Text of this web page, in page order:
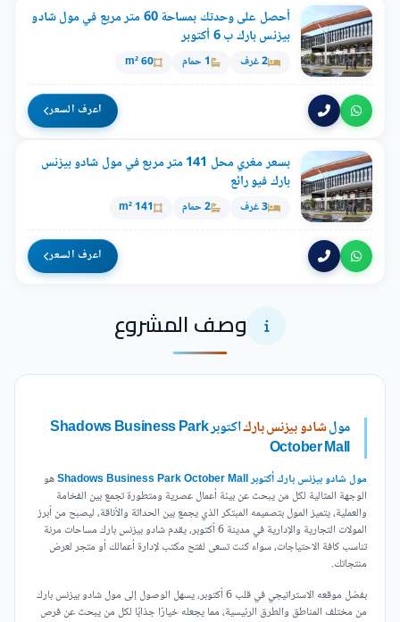
أحصل على وحدتك بمساحة 60 متر مربع في مول شادو
بيزنس بارك ب 6 أكتوبر
2 غرف 1 حمام 60 m²
اعرف السعر
بسعر مغري محل 141 متر مربع في مول شادو بيزنس
بارك فيو رائع
3 غرف 2 حمام 141 m²
اعرف السعر
وصف المشروع
مولشادو بيزنس بارك
اكتوبر Shadows Business Park
October Mall
مول شادو بيزنس بارك أكتوبر Shadows Business Park October Mall
هو
الوجهة المثالية لكل من يبحث عن بيئة أعمال عصرية ومتطورة تجمع بين الفخامة
والعملية، يتميز المول بتصميمه المبتكر الذي يجمع بين الحداثة والأناقة، ليصبح من أبرز
المولات التجارية والإدارية في مدينة 6 أكتوبر، يقدم شادو بيزنس بارك مساحات مرنة
تناسب كافة الاحتياجات، سواء كنت تسعى لفتح مكتب لإدارة أعمالك أو متجر لعرض
منتجاتك.
بفضل موقعه الاستراتيجي في قلب 6 أكتوبر، يسهل الوصول إلى مول شادو بيزنس بارك
من مختلف المناطق والطرق الرئيسية، مما يجعله خيارًا جذابًا لكل من يبحث عن فرص